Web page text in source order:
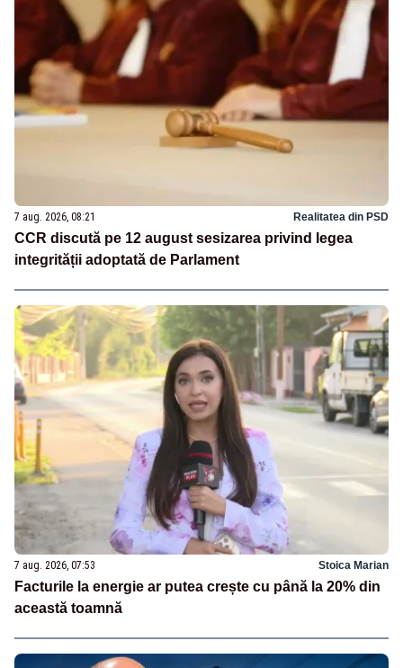
7 aug. 2026, 08:21 Realitatea din PSD
CCR discută pe 12 august sesizarea privind legea
integrității adoptată de Parlament
7 aug. 2026, 07:53 Stoica Marian
Facturile la energie ar putea crește cu până la 20% din
această toamnă